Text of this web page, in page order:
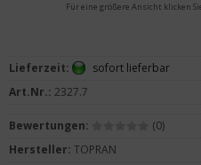
Für eine größere Ansicht klicken
Lieferzeit:
sofort lieferbar
Art.Nr.: 2327.7
Bewertungen:
(0)
Hersteller: TOPRAN